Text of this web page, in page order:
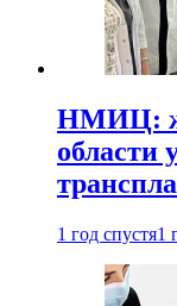
НМИЦ:
области
1 год спустя1